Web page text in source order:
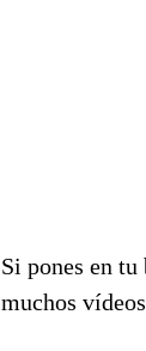
Si pones en
muchos